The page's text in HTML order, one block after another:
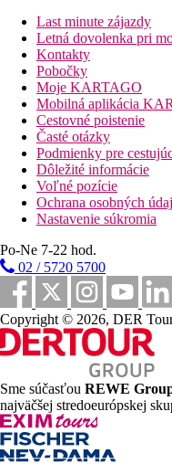
Popis hotela
vstupná hala s
hlavná reštaurácia
reštaurácia s
rezervácia)
bary
Wi-Fi v celom
obchodíky
kaderníctvo
konferenčná
vonkajší bazén
zdarma)
bazén so
detský bazén
detské ihrisko
miniklub
Popis pláže
piesočnatá s
lehátka,
plážový bar
Športové aktivity
animačné
večerné programy
stolný tenis
Last minute zájazdy
Letná dovolenka pri
Kontakty
Pobočky
Moje KARTAGO
Mobilná aplikácia
Cestovné poistenie
Časté otázky
Podmienky pre
Dôležité informácie
Voľné pozície
Ochrana osobných
Nastavenie súkromia
Po-Ne 7-22 hod.
02 / 5720 5700
Copyright © 2026, DER
Sme súčasťou REWE
najväčšej stredoeurópskej